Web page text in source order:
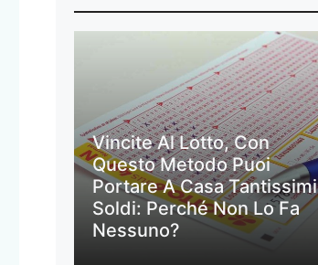
Vincite Al Lotto, Con
Questo Metodo Puoi
Portare A Casa Tantissimi
Soldi: Perché Non Lo Fa
Nessuno?